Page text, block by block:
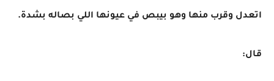
اتعدل وقرب منها وهو بيبص في عيونها اللي بصاله بشدة.
قال: